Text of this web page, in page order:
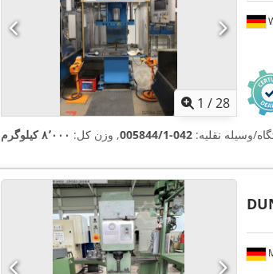
1 /28
وسیله نقلیه: 042-005844/1 , وزن کل: ۸٬۰۰۰ کیلوگرم